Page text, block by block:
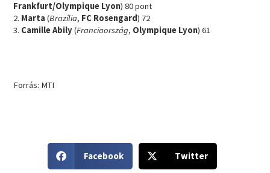
Frankfurt/Olympique Lyon) 80 pont
2. Marta(Brazília, FC Rosengard) 72
3. Camille Abily(Franciaország, Olympique Lyon) 61
Forrás: MTI
h
Facebook
h
Twitter